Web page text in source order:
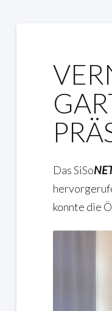
Das SiSo
konnte die